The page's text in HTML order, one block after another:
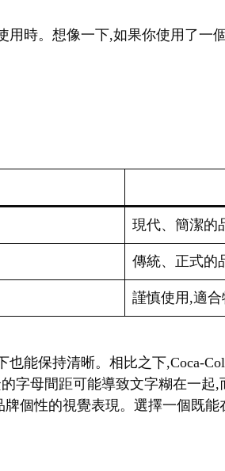
時。想像一下,如果你使用了一
現代、簡潔的
傳統、正式的
謹慎使用,適
也能保持清晰。相比之下,Coca-
字母間距可能導致文字糊在一
個性的視覺表現。選擇一個既